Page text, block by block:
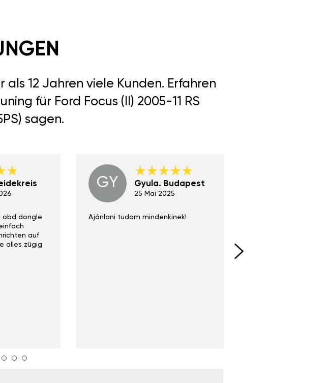
12 Jahren viele Kunden. Erfahren
für Ford Focus (II) 2005-11 RS
sagen.
obd dongle
auf
alles zügig
GY Gyula. Budapest
25 Mai 2025
Ajánlani tudom mindenkinek!